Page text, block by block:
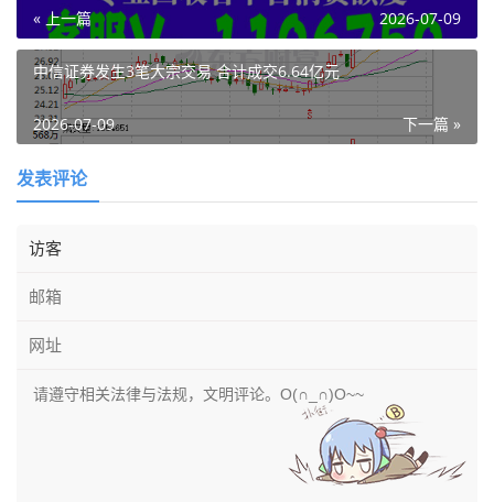
« 上一篇 2026-07-09
中信证券发生3笔大宗交易 合计成交6.64亿元
下一篇 »
2026-07-09
发表评论